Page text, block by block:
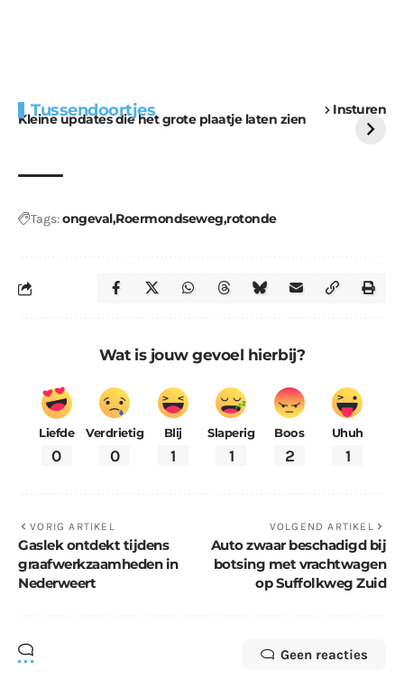
Tussendoortjes Insturen
Kleine updates die het grote plaatje laten zien
voor kabouters
uitdaging
Tags:ongevalRoermondseweg rotonde
Wat is jouw gevoel hierbij?
Liefde
0
Verdrietig
0
Blij
1
Slaperig
1
Boos
2
Uhuh
1
VORIG ARTIKEL
Gaslek ontdekt tijdens
graafwerkzaamheden in
Nederweert
VOLGEND ARTIKEL
Auto zwaar beschadigd bij
botsing met vrachtwagen
op Suffolkweg Zuid
Geen reacties